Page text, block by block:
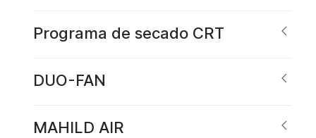
Programa de secado CRT
DUO-FAN
MAHILD AIR